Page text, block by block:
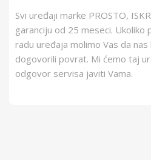
Svi uređaji marke PROSTO,
garanciju od 25 meseci.
radu uređaja molimo Vas da
dogovorili povrat. Mi ćemo taj
odgovor servisa javiti Vama.